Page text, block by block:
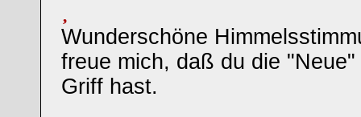
Wunderschöne
freue mich, daß du die
Griff hast.